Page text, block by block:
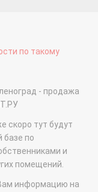
по такому
- продажа
скоро тут будут
базе по
и
помещений.
информацию на